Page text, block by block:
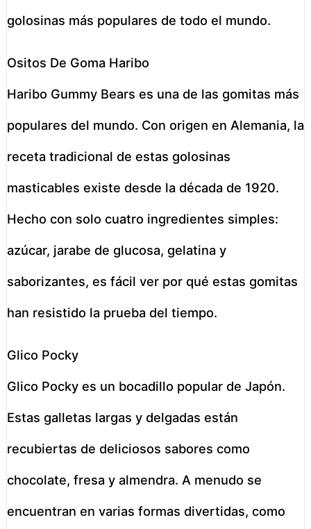
golosinas más populares de todo el mundo.
Ositos De Goma Haribo
Haribo Gummy Bears es una de las gomitas más
populares del mundo. Con origen en Alemania, la
receta tradicional de estas golosinas
masticables existe desde la década de 1920.
Hecho con solo cuatro ingredientes simples:
azúcar, jarabe de glucosa, gelatina y
saborizantes, es fácil ver por qué estas gomitas
han resistido la prueba del tiempo.
Glico Pocky
Glico Pocky es un bocadillo popular de Japón.
Estas galletas largas y delgadas están
recubiertas de deliciosos sabores como
chocolate, fresa y almendra. A menudo se
encuentran en varias formas divertidas, como